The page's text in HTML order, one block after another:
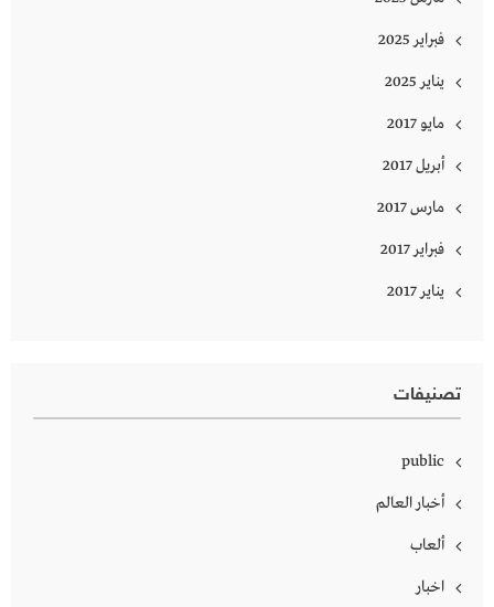
فبراير 2025
يناير 2025
مايو 2017
أبريل 2017
مارس 2017
فبراير 2017
يناير 2017
تصنيفات
public
أخبار العالم
ألعاب
اخبار